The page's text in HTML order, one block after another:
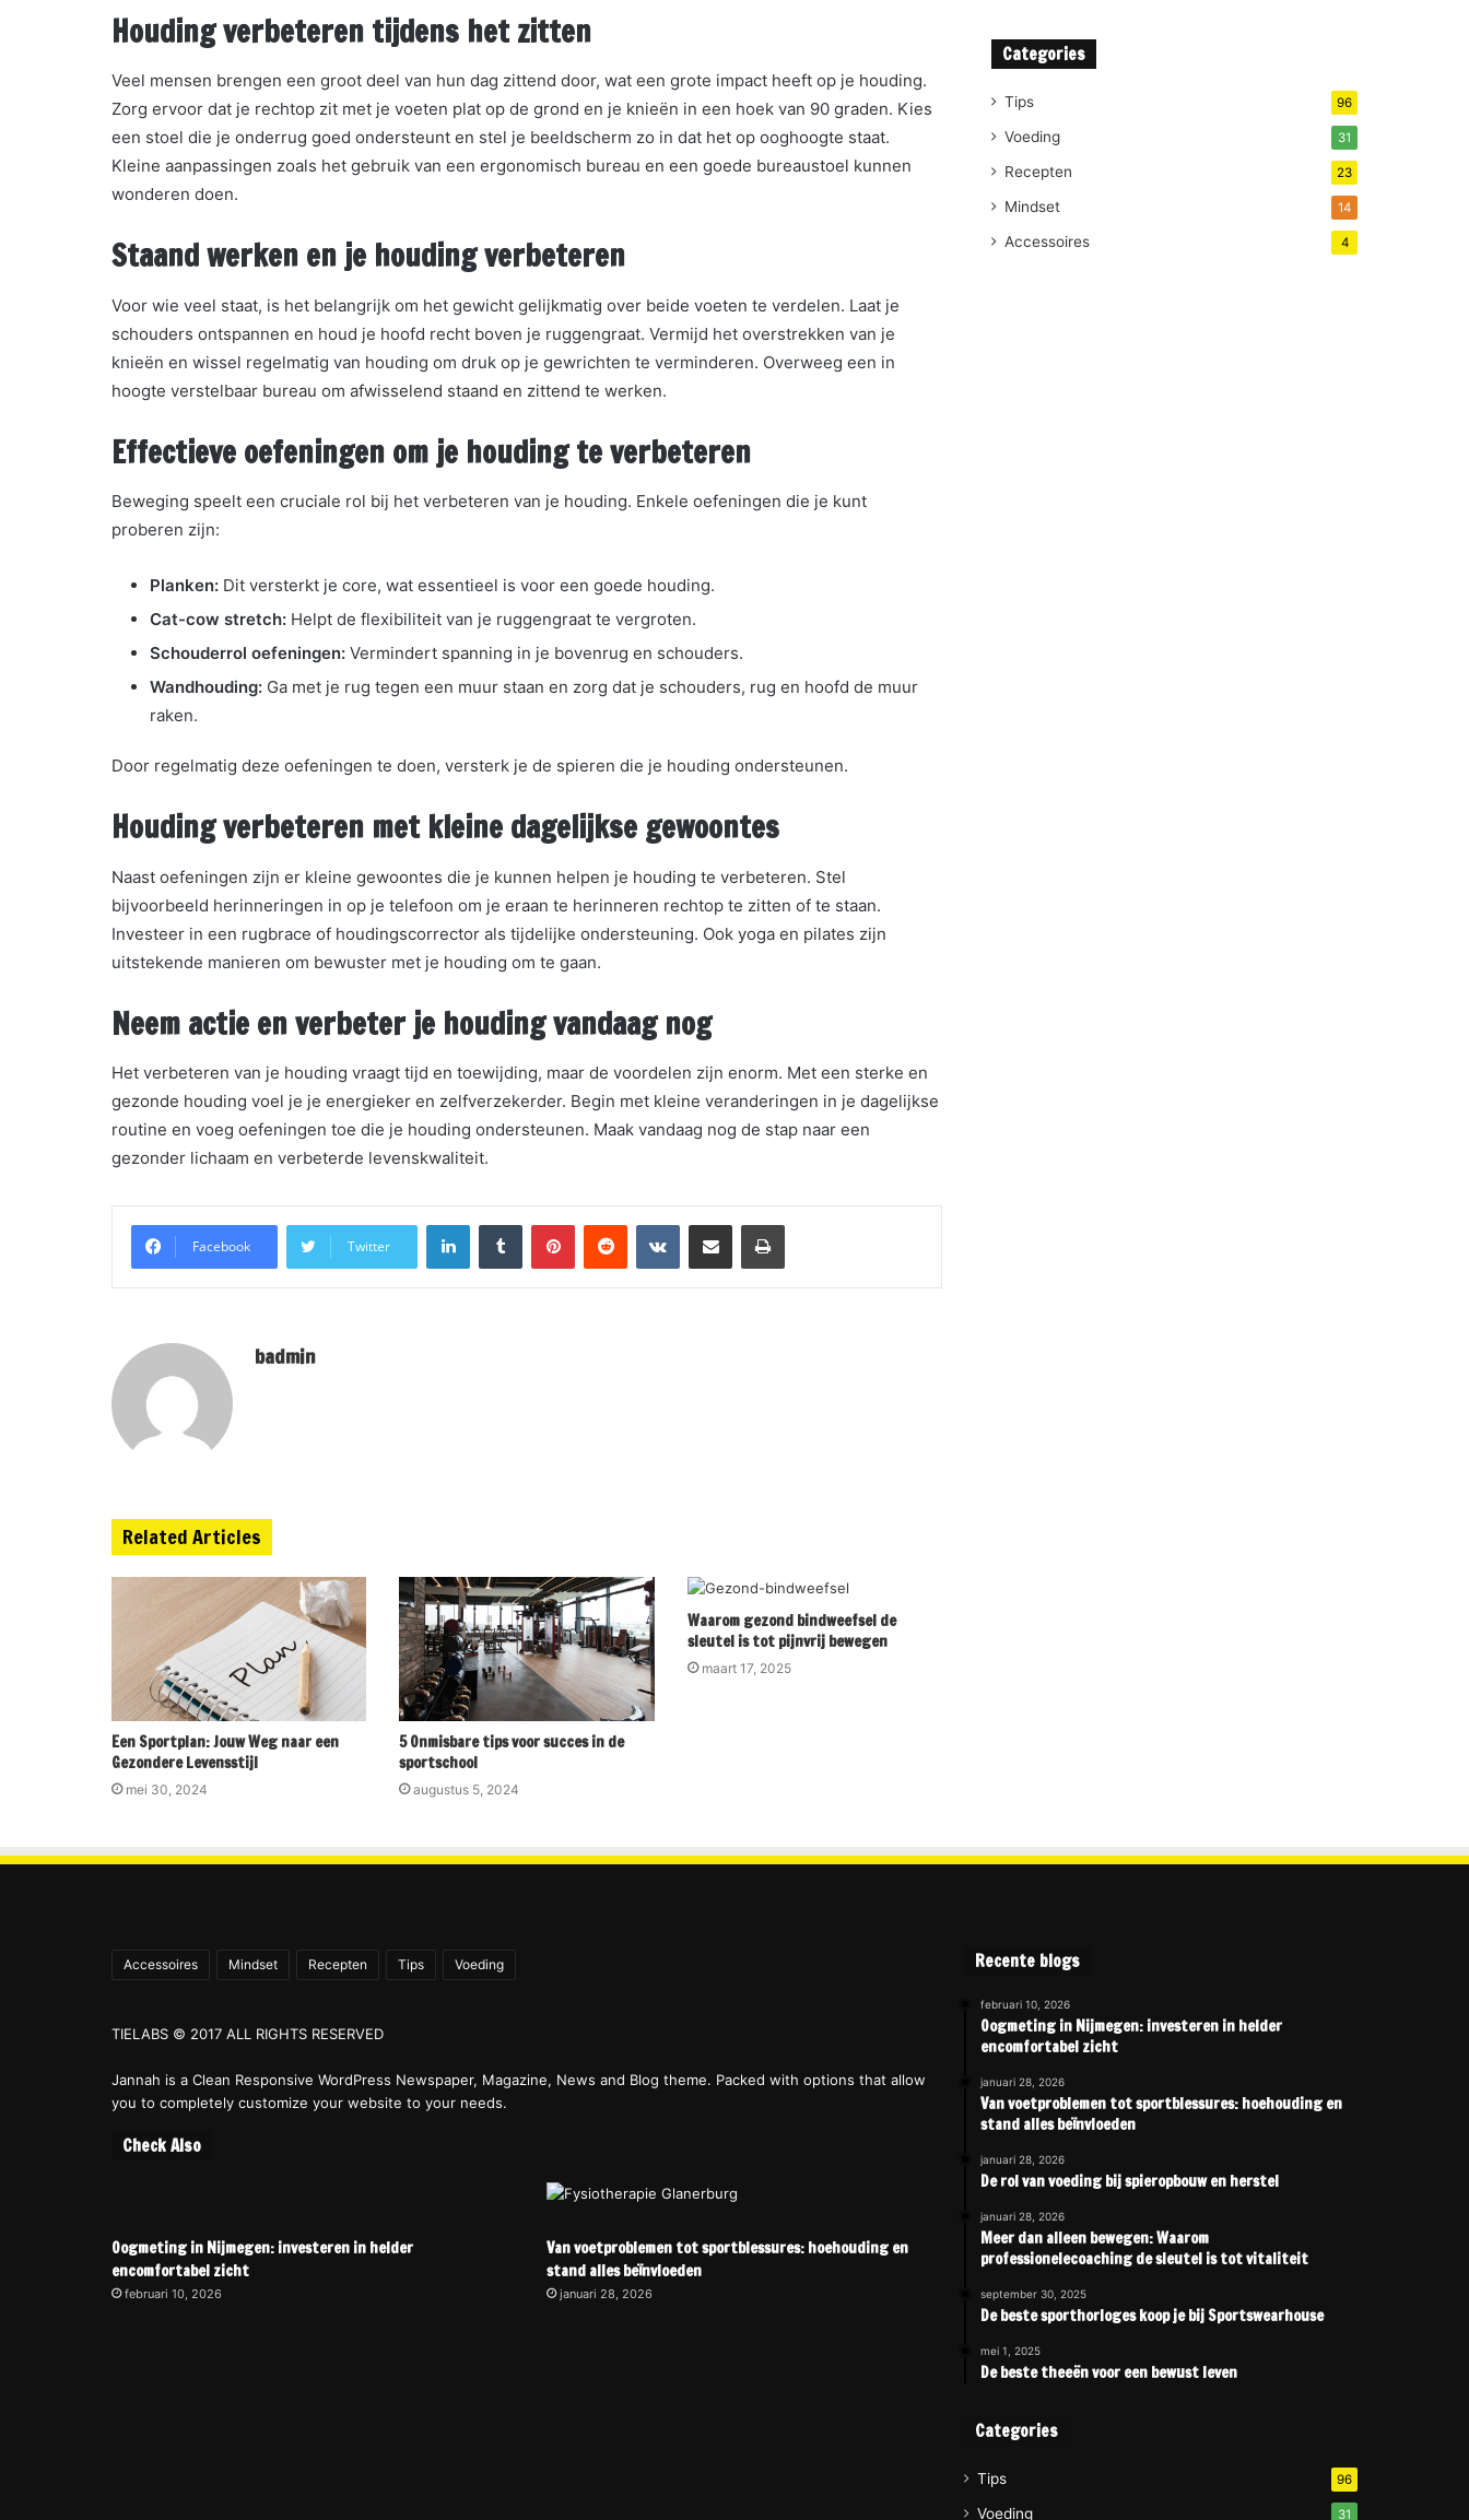
Houding verbeteren tijdens het zitten
Veel mensen brengen een groot deel van hun dag zittend door, wat een grote impact heeft op je houding.
Zorg ervoor dat je rechtop zit met je voeten plat op de grond en je knieën in een hoek van 90 graden. Kies
een stoel die je onderrug goed ondersteunt en stel je beeldscherm zo in dat het op ooghoogte staat.
Kleine aanpassingen zoals het gebruik van een ergonomisch bureau en een goede bureaustoel kunnen
wonderen doen.
Staand werken en je houding verbeteren
Voor wie veel staat, is het belangrijk om het gewicht gelijkmatig over beide voeten te verdelen. Laat je
schouders ontspannen en houd je hoofd recht boven je ruggengraat. Vermijd het overstrekken van je
knieën en wissel regelmatig van houding om druk op je gewrichten te verminderen. Overweeg een in
hoogte verstelbaar bureau om afwisselend staand en zittend te werken.
Effectieve oefeningen om je houding te verbeteren
Beweging speelt een cruciale rol bij het verbeteren van je houding. Enkele oefeningen die je kunt
proberen zijn:
Planken: Dit versterkt je core, wat essentieel is voor een goede houding.
Cat-cow stretch: Helpt de flexibiliteit van je ruggengraat te vergroten.
Schouderrol oefeningen: Vermindert spanning in je bovenrug en schouders.
Wandhouding: Ga met je rug tegen een muur staan en zorg dat je schouders, rug en hoofd de muur
raken.
Door regelmatig deze oefeningen te doen, versterk je de spieren die je houding ondersteunen.
Houding verbeteren met kleine dagelijkse gewoontes
Naast oefeningen zijn er kleine gewoontes die je kunnen helpen je houding te verbeteren. Stel
bijvoorbeeld herinneringen in op je telefoon om je eraan te herinneren rechtop te zitten of te staan.
Investeer in een rugbrace of houdingscorrector als tijdelijke ondersteuning. Ook yoga en pilates zijn
uitstekende manieren om bewuster met je houding om te gaan.
Neem actie en verbeter je houding vandaag nog
Het verbeteren van je houding vraagt tijd en toewijding, maar de voordelen zijn enorm. Met een sterke en
gezonde houding voel je je energieker en zelfverzekerder. Begin met kleine veranderingen in je dagelijkse
routine en voeg oefeningen toe die je houding ondersteunen. Maak vandaag nog de stap naar een
gezonder lichaam en verbeterde levenskwaliteit.
Facebook Twitter
LinkedInTumblr PinterestReddit VKontakteShare via Email Print
badmin
Related Articles
Een Sportplan: Jouw Weg naar een
Gezondere Levensstijl
mei 30, 2024
5 Onmisbare tips voor succes in de
sportschool
augustus 5, 2024
Waarom gezond bindweefsel de
sleutel is tot pijnvrij bewegen
maart 17, 2025
Categories
Tips 96
Voeding 31
Recepten 23
Mindset 14
Accessoires 4
Accessoires Mindset Recepten Tips Voeding
TIELABS © 2017 ALL RIGHTS RESERVED
Jannah is a Clean Responsive WordPress Newspaper, Magazine, News and Blog theme. Packed with options that allow
you to completely customize your website to your needs.
Check Also
Oogmeting in Nijmegen: investeren in helder
encomfortabel zicht
februari 10, 2026
Van voetproblemen tot sportblessures: hoehouding en
stand alles beïnvloeden
januari 28, 2026
Recente blogs
februari 10, 2026
Oogmeting in Nijmegen: investeren in helder
encomfortabel zicht
januari 28, 2026
Van voetproblemen tot sportblessures: hoehouding en
stand alles beïnvloeden
januari 28, 2026
De rol van voeding bij spieropbouw en herstel
januari 28, 2026
Meer dan alleen bewegen: Waarom
professionelecoaching de sleutel is tot vitaliteit
september 30, 2025
De beste sporthorloges koop je bij Sportswearhouse
mei 1, 2025
De beste theeën voor een bewust leven
Categories
Tips 96
Voeding 31